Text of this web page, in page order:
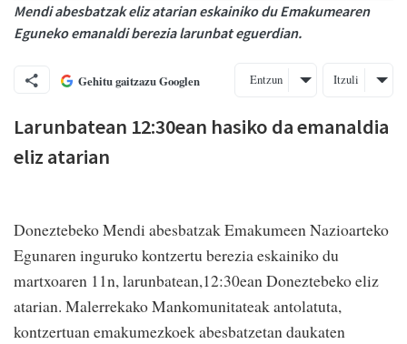
Mendi abesbatzak eliz atarian eskainiko du Emakumearen
Eguneko emanaldi berezia larunbat eguerdian.
Gehitu gaitzazu Googlen Entzun Itzuli
Larunbatean 12:30ean hasiko da emanaldia
eliz atarian
Doneztebeko Mendi abesbatzak Emakumeen Nazioarteko
Egunaren inguruko kontzertu berezia eskainiko du
martxoaren 11n, larunbatean,12:30ean Doneztebeko eliz
atarian. Malerrekako Mankomunitateak antolatuta,
kontzertuan emakumezkoek abesbatzetan daukaten